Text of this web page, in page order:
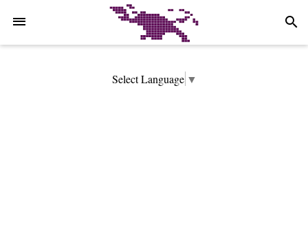
search
Select Language ▼